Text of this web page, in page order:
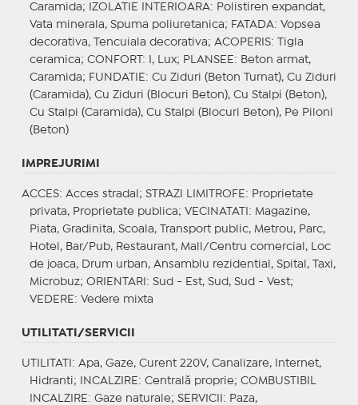
Caramida;
IZOLATIE INTERIOARA: Polistiren expandat,
Vata minerala, Spuma poliuretanica; FATADA: Vopsea
decorativa, Tencuiala decorativa; ACOPERIS: Tigla
ceramica; CONFORT : I, Lux; PLANSEE : Beton armat,
Caramida; FUNDATIE : Cu Ziduri (Beton Turnat), Cu Ziduri
(Caramida), Cu Ziduri (Blocuri Beton), Cu Stalpi (Beton),
Cu Stalpi (Caramida), Cu Stalpi (Blocuri Beton), Pe Piloni
(Beton)
IMPREJURIMI
ACCES: Acces stradal; STRAZI LIMITROFE : Proprietate
privata, Proprietate publica; VECINATATI : Magazine,
Piata, Gradinita, Scoala, Transport public, Metrou, Parc,
Hotel, Bar/Pub, Restaurant, Mall/Centru comercial, Loc
de joaca, Drum urban, Ansamblu rezidential, Spital, Taxi,
Microbuz; ORIENTARI : Sud - Est, Sud, Sud - Vest;
VEDERE : Vedere mixta
UTILITATI/SERVICII
UTILITATI : Apa, Gaze, Curent 220V, Canalizare, Internet,
Hidranti;
INCALZIRE : Centrală proprie; COMBUSTIBIL
INCALZIRE : Gaze naturale; SERVICII : Paza,